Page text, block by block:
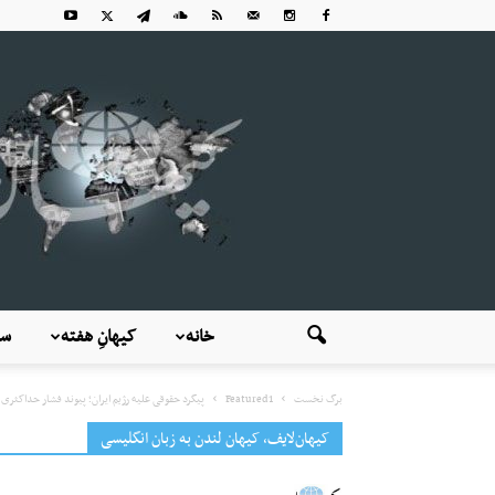
کیهانِ هفته خانه
برگ نخست Featured1 پیگرد حقوقی علیه رژیم ایران؛ پیوند فشار
کیهان‌لایف، کیهان لندن به زبان انگلیسی